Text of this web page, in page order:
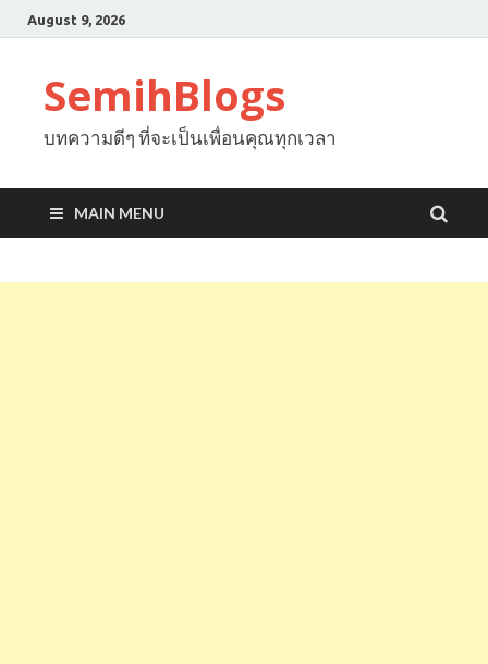
August 9, 2026
SemihBlogs
บทความดีๆ ที่จะเป็นเพื่อนคุณทุกเวลา
MAIN MENU